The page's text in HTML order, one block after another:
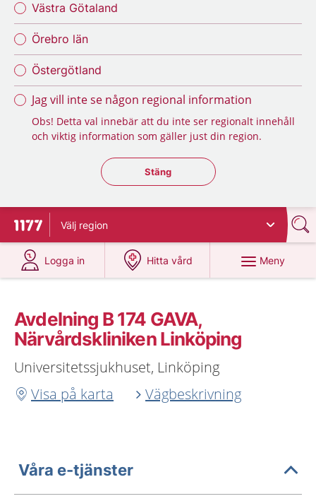
Västra Götaland
Örebro län
Östergötland
Jag vill inte se någon regional information
Obs! Detta val innebär att du inte ser regionalt innehåll
och viktig information som gäller just din region.
Stäng regionsväljaren
Stäng
Till startsidan för 1177
Välj region
Logga in
på 1177.se
Hitta vård
på 1177.se
Meny
Avdelning B 174 GAVA,
Närvårdskliniken Linköping
Universitetssjukhuset, Linköping
Visa på karta
Vägbeskrivning
Våra e-tjänster